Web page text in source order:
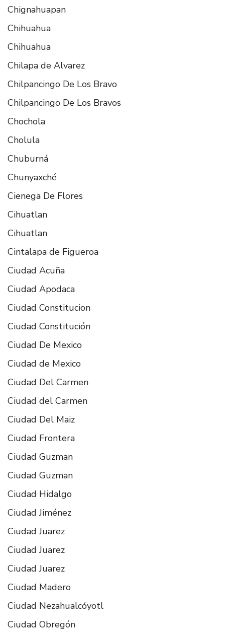
Chignahuapan
Chihuahua
Chihuahua
Chilapa de Alvarez
Chilpancingo De Los Bravo
Chilpancingo De Los Bravos
Chochola
Cholula
Chuburná
Chunyaxché
Cienega De Flores
Cihuatlan
Cihuatlan
Cintalapa de Figueroa
Ciudad Acuña
Ciudad Apodaca
Ciudad Constitucion
Ciudad Constitución
Ciudad De Mexico
Ciudad de Mexico
Ciudad Del Carmen
Ciudad del Carmen
Ciudad Del Maiz
Ciudad Frontera
Ciudad Guzman
Ciudad Guzman
Ciudad Hidalgo
Ciudad Jiménez
Ciudad Juarez
Ciudad Juarez
Ciudad Juarez
Ciudad Madero
Ciudad Nezahualcóyotl
Ciudad Obregón